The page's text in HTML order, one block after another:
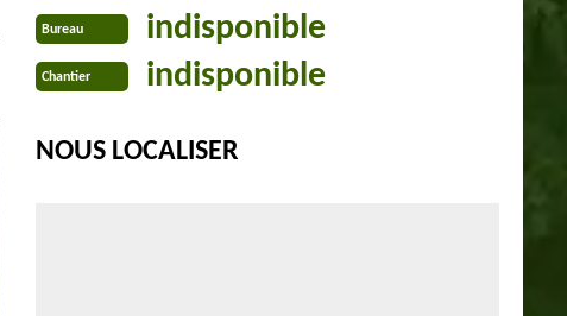
Bureau indisponible
Chantier indisponible
NOUS LOCALISER